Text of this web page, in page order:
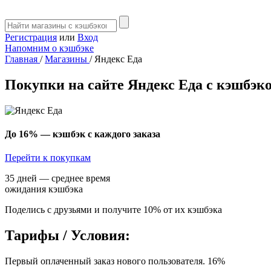
Регистрация или Вход
Напомним о кэшбэке
Главная / Магазины / Яндекс Еда
Покупки на сайте Яндекс Еда с
До 16% — кэшбэк с каждого заказа
Перейти к покупкам
35 дней — среднее время
ожидания кэшбэка
Поделись с друзьями и получите 10% от их кэшбэка
Тарифы / Условия:
Первый оплаченный заказ нового пользователя. 16%